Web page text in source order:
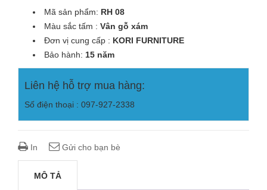
Mã sản phẩm: RH 08
Màu sắc tấm : Vân gỗ xám
Đơn vị cung cấp : KORI FURNITURE
Bảo hành: 15 năm
Liên hệ hỗ trợ mua hàng:
Số điện thoại : 097-927-2338
In Gửi cho bạn bè
MÔ TẢ